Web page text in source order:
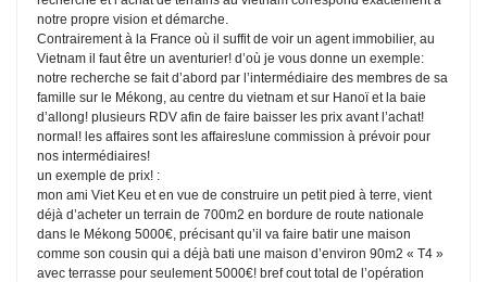
notre propre vision et démarche.
Contrairement à la France où il suffit de voir un agent immobilier, au
Vietnam il faut être un aventurier! d’où je vous donne un exemple:
notre recherche se fait d’abord par l’intermédiaire des membres de sa
famille sur le Mékong, au centre du vietnam et sur Hanoï et la baie
d’allong! plusieurs RDV afin de faire baisser les prix avant l’achat!
normal! les affaires sont les affaires!une commission à prévoir pour
nos intermédiaires!
un exemple de prix! :
mon ami Viet Keu et en vue de construire un petit pied à terre, vient
déjà d’acheter un terrain de 700m2 en bordure de route nationale
dans le Mékong 5000€, précisant qu’il va faire batir une maison
comme son cousin qui a déjà bati une maison d’environ 90m2 « T4 »
avec terrasse pour seulement 5000€! bref cout total de l’opération